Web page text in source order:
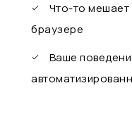
Что-то
браузере
Ваше